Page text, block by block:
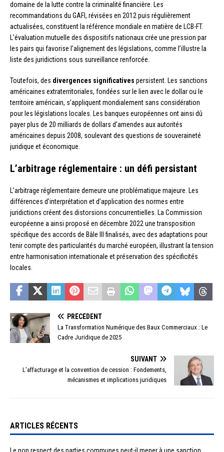
domaine de la lutte contre la criminalité financière. Les
recommandations du GAFI, révisées en 2012 puis régulièrement
actualisées, constituent la référence mondiale en matière de LCB-FT.
L’évaluation mutuelle des dispositifs nationaux crée une pression par
les pairs qui favorise l’alignement des législations, comme l’illustre la
liste des juridictions sous surveillance renforcée.
Toutefois, des divergences significatives persistent. Les sanctions
américaines extraterritoriales, fondées sur le lien avec le dollar ou le
territoire américain, s’appliquent mondialement sans considération
pour les législations locales. Les banques européennes ont ainsi dû
payer plus de 20 milliards de dollars d’amendes aux autorités
américaines depuis 2008, soulevant des questions de souveraineté
juridique et économique.
L’arbitrage réglementaire : un défi persistant
L’arbitrage réglementaire demeure une problématique majeure. Les
différences d’interprétation et d’application des normes entre
juridictions créent des distorsions concurrentielles. La Commission
européenne a ainsi proposé en décembre 2022 une transposition
spécifique des accords de Bâle III finalisés, avec des adaptations pour
tenir compte des particularités du marché européen, illustrant la tension
entre harmonisation internationale et préservation des spécificités
locales.
PRÉCÉDENT
La Transformation Numérique des Baux Commerciaux : Le
Cadre Juridique de 2025
SUIVANT
L’affacturage et la convention de cession : Fondements,
mécanismes et implications juridiques
ARTICLES RÉCENTS